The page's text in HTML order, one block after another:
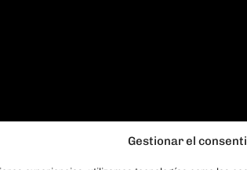
Gestionar el